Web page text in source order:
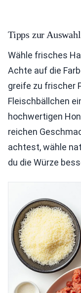
Tipps zur
Wähle frisches
Achte auf die
greife zu frischer
Fleischbällchen
hochwertigen
reichen
achtest, wähle
du die Würze